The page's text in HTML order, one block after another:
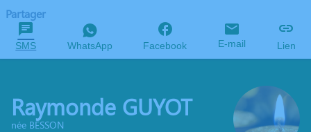
Partager
SMS WhatsApp Facebook E-mail Lien
Raymonde GUYOT
née BESSON